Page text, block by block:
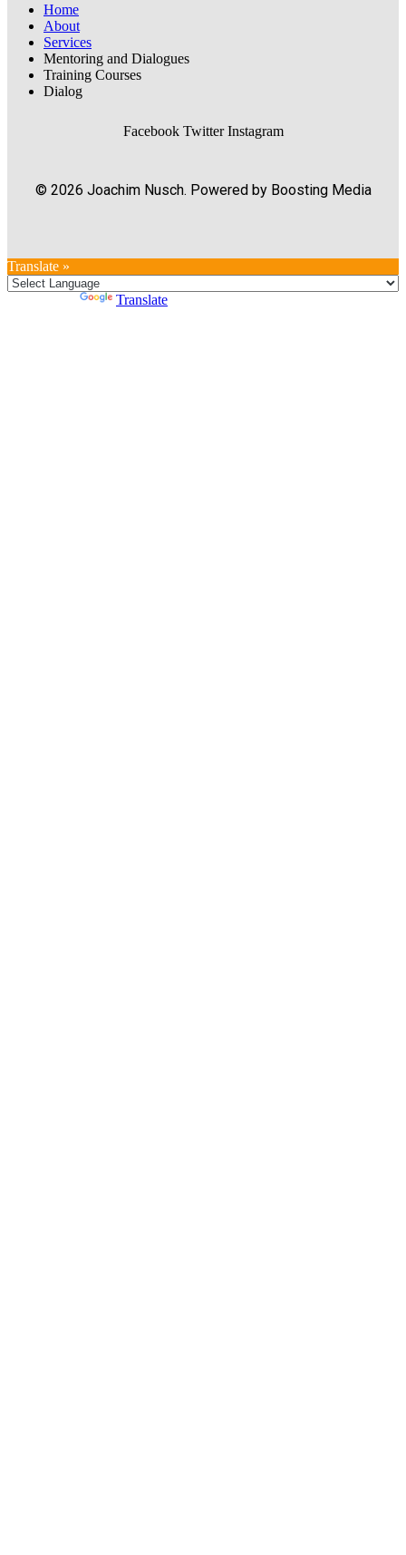
Home
About
Services
Mentoring and Dialogues
Training Courses
Dialog
Facebook Twitter Instagram
© 2026 Joachim Nusch. Powered by Boosting Media
Translate »
Translate